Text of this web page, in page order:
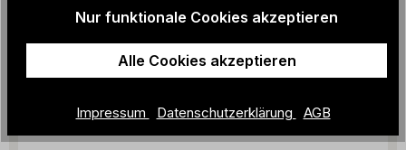
ZEHA - Derby
349,00 €
Nur funktionale Cookies akzeptieren
Alle Cookies akzeptieren
Impressum Datenschutzerklärung AGB